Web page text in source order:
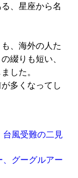
、星座から名
、海外の人た
綴りも短い、
した。
多くなってし
風受難の二見
グーグルアー